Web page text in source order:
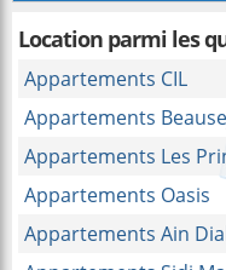
Location parmi les
Appartements CIL
Appartements
Appartements Les
Appartements Oasis
Appartements Ain